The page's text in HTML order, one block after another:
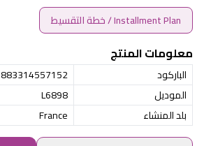
Installment Plan / خطة التقسيط
معلومات المنتج
الباركود
883314557152
الموديل
L6898
بلد المنشاء
France